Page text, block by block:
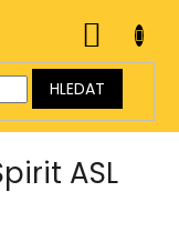
HLEDAT
KOŠÍK
ASL